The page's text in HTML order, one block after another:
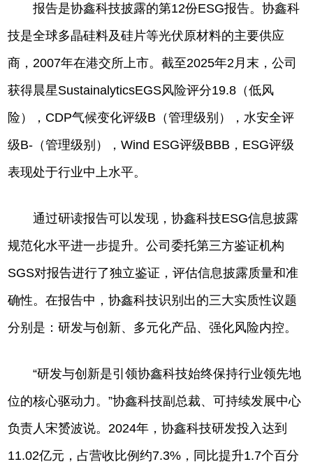
报告是协鑫科技披露的第12份ESG报告。协鑫科
技是全球多晶硅料及硅片等光伏原材料的主要供应
商，2007年在港交所上市。截至2025年2月末，公司
获得晨星SustainalyticsEGS风险评分19.8（低风
险），CDP气候变化评级B（管理级别），水安全评
级B-（管理级别），Wind ESG评级BBB，ESG评级
表现处于行业中上水平。
通过研读报告可以发现，协鑫科技ESG信息披露
规范化水平进一步提升。公司委托第三方鉴证机构
SGS对报告进行了独立鉴证，评估信息披露质量和准
确性。在报告中，协鑫科技识别出的三大实质性议题
分别是：研发与创新、多元化产品、强化风险内控。
“研发与创新是引领协鑫科技始终保持行业领先地
位的核心驱动力。”协鑫科技副总裁、可持续发展中心
负责人宋赟波说。2024年，协鑫科技研发投入达到
11.02亿元，占营收比例约7.3%，同比提升1.7个百分